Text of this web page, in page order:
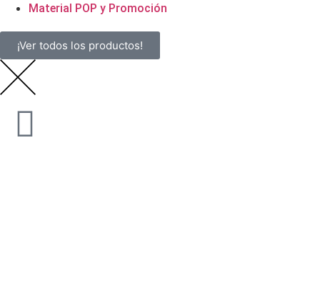
Material POP y Promoción
¡Ver todos los productos!